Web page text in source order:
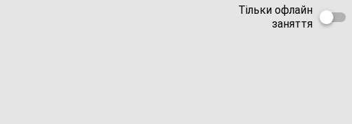
Тільки офлайн
заняття